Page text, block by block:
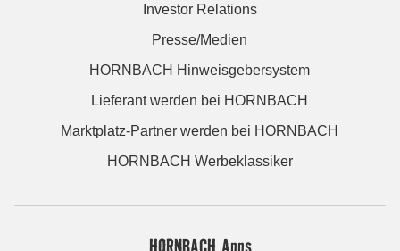
Investor Relations
Presse/Medien
HORNBACH Hinweisgebersystem
Lieferant werden bei HORNBACH
Marktplatz-Partner werden bei HORNBACH
HORNBACH Werbeklassiker
HORNBACH Apps